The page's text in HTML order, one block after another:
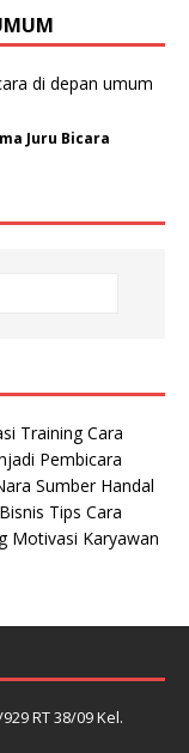
Juru Bicara
Training Cara
Pembicara
Sumber Handal
Tips Cara
Motivasi Karyawan
RT 38/09 Kel.